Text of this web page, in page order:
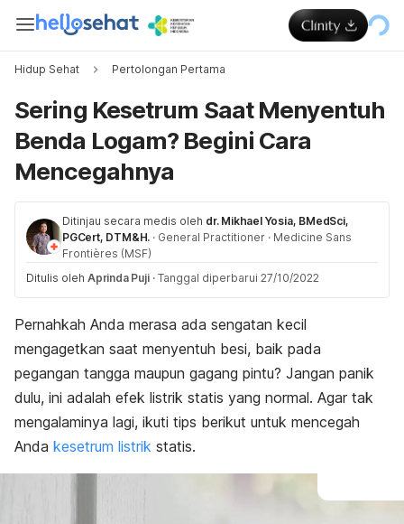
Hidup Sehat Pertolongan Pertama
Sering Kesetrum Saat Menyentuh
Benda Logam? Begini Cara
Mencegahnya
Ditinjau secara medis oleh dr. Mikhael Yosia, BMedSci,
PGCert, DTM&H. · General Practitioner · Medicine Sans
Frontières (MSF)
Ditulis oleh Aprinda Puji · Tanggal diperbarui 27/10/2022
Pernahkah Anda merasa ada sengatan kecil
mengagetkan saat menyentuh besi, baik pada
pegangan tangga maupun gagang pintu? Jangan panik
dulu, ini adalah efek listrik statis yang normal. Agar tak
mengalaminya lagi, ikuti tips berikut untuk mencegah
Anda kesetrum listrik statis.